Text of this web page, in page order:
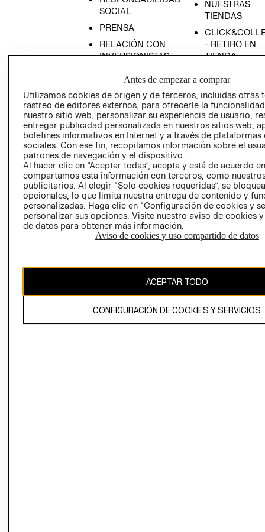
SOCIAL
PRENSA
RELACIÓN CON
INVERSIONISTAS
EMPRESARIAL
NUESTRAS
TIENDAS
- RETIRO EN
TIENDA
CONDICIONES
AVISO DE
PRIVACIDAD
GIFT CARD
AVISO DE
El contenido de esta página web está protegido por copyright y es
propiedad de H&M Hennes & Mauritz AB.
Antes de empezar a comprar
Utilizamos cookies de origen y de terceros, incluidas otras
rastreo de editores externos, para ofrecerle la
nuestro sitio web, personalizar su experiencia de usuario,
entregar publicidad personalizada en nuestros sitios web,
boletines informativos en Internet y a través de plataformas
sociales. Con ese fin, recopilamos información sobre el
patrones de navegación y el dispositivo.
Al hacer clic en “Aceptar todas”, acepta y está de acuerdo
compartamos esta información con terceros, como
publicitarios. Al elegir “Solo cookies requeridas”, se
opcionales, lo que limita nuestra entrega de contenido y
personalizadas. Haga clic en “Configuración de cookies y
personalizar sus opciones. Visite nuestro aviso de cookies
de datos para obtener más información.
Aviso de cookies y uso compartido de datos
ACEPTAR TODO
CONFIGURACIÓN DE COOKIES Y SERVICIOS